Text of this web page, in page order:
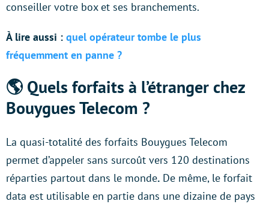
conseiller votre box et ses branchements.
À lire aussi : quel opérateur tombe le plus
fréquemment en panne ?
🌎 Quels forfaits à l’étranger chez
Bouygues Telecom ?
La quasi-totalité des forfaits Bouygues Telecom
permet d’appeler sans surcoût vers 120 destinations
réparties partout dans le monde. De même, le forfait
data est utilisable en partie dans une dizaine de pays